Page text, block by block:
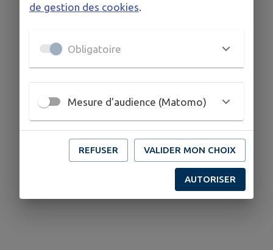
de gestion des cookies.
Obligatoire
Mesure d'audience (Matomo)
REFUSER VALIDER MON CHOIX
AUTORISER